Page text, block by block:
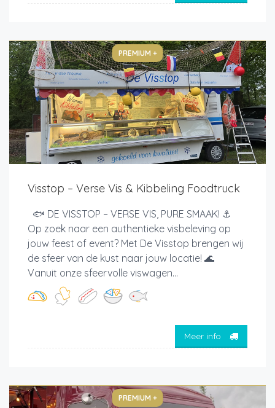
PREMIUM +
Visstop – Verse Vis & Kibbeling Foodtruck
🐟 DE VISSTOP – VERSE VIS, PURE SMAAK! ⚓
Op zoek naar een authentieke visbeleving op
jouw feest of event? Met De Visstop brengen wij
de sfeer van de kust naar jouw locatie! 🌊
Vanuit onze sfeervolle viswagen...
Meer info
PREMIUM +